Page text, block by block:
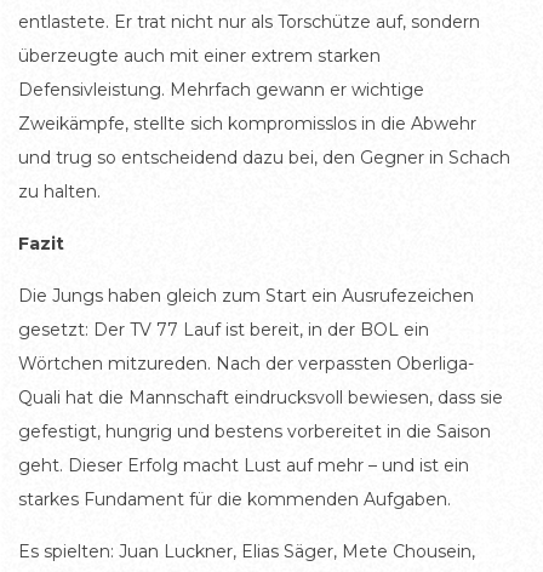
entlastete. Er trat nicht nur als Torschütze auf, sondern
überzeugte auch mit einer extrem starken
Defensivleistung. Mehrfach gewann er wichtige
Zweikämpfe, stellte sich kompromisslos in die Abwehr
und trug so entscheidend dazu bei, den Gegner in Schach
zu halten.
Fazit
Die Jungs haben gleich zum Start ein Ausrufezeichen
gesetzt: Der TV 77 Lauf ist bereit, in der BOL ein
Wörtchen mitzureden. Nach der verpassten Oberliga-
Quali hat die Mannschaft eindrucksvoll bewiesen, dass sie
gefestigt, hungrig und bestens vorbereitet in die Saison
geht. Dieser Erfolg macht Lust auf mehr – und ist ein
starkes Fundament für die kommenden Aufgaben.
Es spielten: Juan Luckner, Elias Säger, Mete Chousein,